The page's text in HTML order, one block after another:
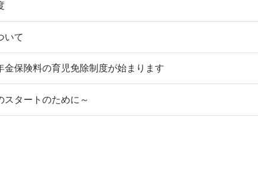
いて
保険料の育児免除制度が始まります
スタートのために～